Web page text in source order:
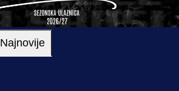
Najnovije